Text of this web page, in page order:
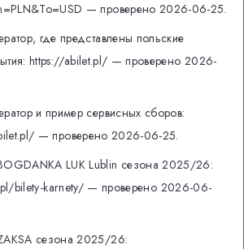
— проверено 2026-06-25.
где представлены польские
https://abilet.pl/ — проверено 2026-
и пример сервисных сборов:
— проверено 2026-06-25.
LUK Lublin сезона 2025/26:
bilety-karnety/ — проверено 2026-06-
сезона 2025/26: